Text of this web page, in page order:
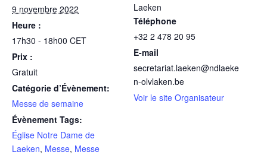
9 novembre 2022
Heure :
17h30 - 18h00 CET
Prix :
Gratuit
Catégorie d’Évènement:
Messe de semaine
Évènement Tags:
Église Notre Dame de
Laeken, Messe, Messe
Laeken
Téléphone
+32 2 478 20 95
E-mail
secretariat.laeken@ndlaeke
n-olvlaken.be
Voir le site Organisateur